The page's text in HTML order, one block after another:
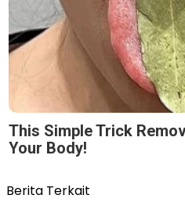
This Simple Trick
Your Body!
Berita Terkait